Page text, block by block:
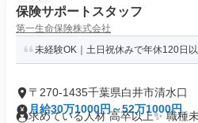
保険サポートスタッフ
第一生命保険株式会社
未経験OK｜土日祝休みで年休120日
〒270-1435千葉県白井市清水口
月給30万1000円～52万1000円
求めている人材 高卒以上✨ 職種